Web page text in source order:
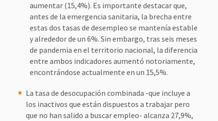
aumentar (15,4%). Es importante destacar que,
antes de la emergencia sanitaria, la brecha entre
estas dos tasas de desempleo se mantenía estable
y alrededor de un 6%. Sin embargo, tras seis meses
de pandemia en el territorio nacional, la diferencia
entre ambos indicadores aumentó notoriamente,
encontrándose actualmente en un 15,5%.
La tasa de desocupación combinada -que incluye a
los inactivos que están dispuestos a trabajar pero
que no han salido a buscar empleo- alcanza 27,9%,